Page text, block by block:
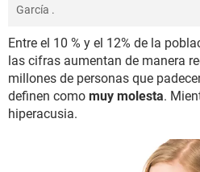
BIENESTAR
SEXUALIDAD
García .
Entre el 10 % y el 12% de la
las cifras aumentan de manera
millones de personas que
definen como muy molesta.
hiperacusia.